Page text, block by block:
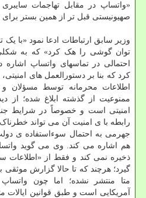
«واتساپ در مقابل تهاجمات
صهیونیستی قبل تر از همین بستر
وزیر سابق ارتباطات ادعا نمود «با
توان گوشی را هک کرد» که به
احتمالی در تماسهای واتساپ
کرد که بنا بر دستورالعمل های
اطلاعات محرمانه توسط مسؤلان
ممنوعیت از گذشته ابلاغ شده؛ از
امنیتی است و خصوصاً در شرایط
رابطه با ی امنیت آن می تواند
جهرمی به احتمال سوءاستفاده ی
هم اشاره می کند. وی می گوید
ذخیره نمی کند و فقط از «اطلاعات
گیرد؛ هرچند که تا حالا گزارش
متا منتشر نشده؛ اما چون
آمریکایی است و طبق قوانین